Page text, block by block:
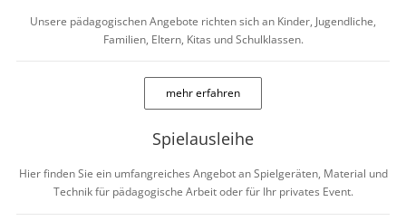
Unsere pädagogischen Angebote richten sich an Kinder, Jugendliche,
Familien, Eltern, Kitas und Schulklassen.
mehr erfahren
Spielausleihe
Hier finden Sie ein umfangreiches Angebot an Spielgeräten, Material und
Technik für pädagogische Arbeit oder für Ihr privates Event.